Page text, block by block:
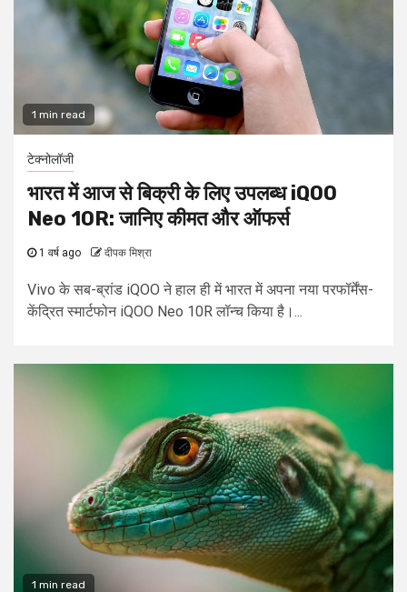
1 min read
टेक्नोलॉजी
भारत में आज से बिक्री के लिए उपलब्ध iQOO
Neo 10R: जानिए कीमत और ऑफर्स
1 वर्ष ago दीपक मिश्रा
Vivo के सब-ब्रांड iQOO ने हाल ही में भारत में अपना नया परफॉर्मेंस-
केंद्रित स्मार्टफोन iQOO Neo 10R लॉन्च किया है।...
1 min read